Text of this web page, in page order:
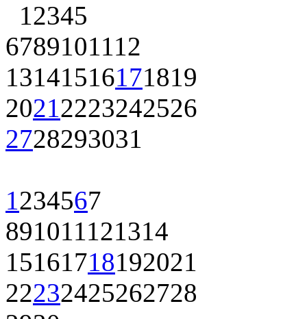
12345
6789101112
13141516171819
20212223242526
2728293031
1234567
891011121314
15161718192021
22232425262728